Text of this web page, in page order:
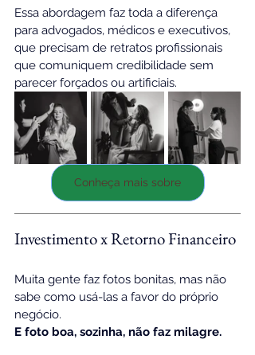
Essa abordagem faz toda a diferença
para advogados, médicos e executivos,
que precisam de retratos profissionais
que comuniquem credibilidade sem
parecer forçados ou artificiais.
Conheça mais sobre
Investimento x Retorno Financeiro
Muita gente faz fotos bonitas, mas não
sabe como usá-las a favor do próprio
negócio.
E foto boa, sozinha, não faz milagre.